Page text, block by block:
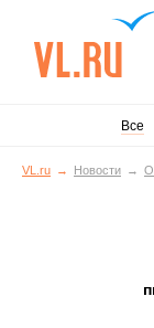
Все
VL.ru Новости